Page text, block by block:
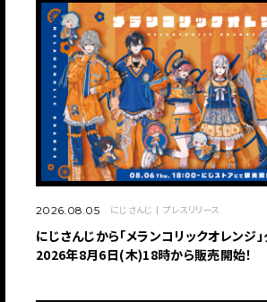
2026.08.05 にじさんじ プレスリリース
にじさんじから「メランコリックオレンジ
2026年8月6日(木)18時から販売開始！